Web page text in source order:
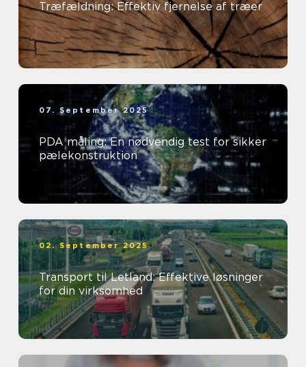
Træfældning: Effektiv fjernelse af træer
07. September 2025
PDA måling: En nødvendig test for sikker
pælekonstruktion
02. September 2025
Transport til Letland: Effektive løsninger
for din virksomhed